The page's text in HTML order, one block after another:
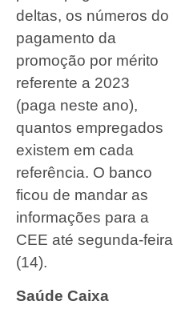
deltas, os números do
pagamento da
promoção por mérito
referente a 2023
(paga neste ano),
quantos empregados
existem em cada
referência. O banco
ficou de mandar as
informações para a
CEE até segunda-feira
(14).
Saúde Caixa